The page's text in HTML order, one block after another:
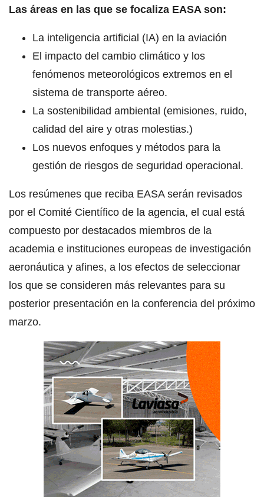
Las áreas en las que se focaliza EASA son:
La inteligencia artificial (IA) en la aviación
El impacto del cambio climático y los
fenómenos meteorológicos extremos en el
sistema de transporte aéreo.
La sostenibilidad ambiental (emisiones, ruido,
calidad del aire y otras molestias.)
Los nuevos enfoques y métodos para la
gestión de riesgos de seguridad operacional.
Los resúmenes que reciba EASA serán revisados ​​
por el Comité Científico de la agencia, el cual está
compuesto por destacados miembros de la
academia e instituciones europeas de investigación
aeronáutica y afines, a los efectos de seleccionar
los que se consideren más relevantes para su
posterior presentación en la conferencia del próximo
marzo.